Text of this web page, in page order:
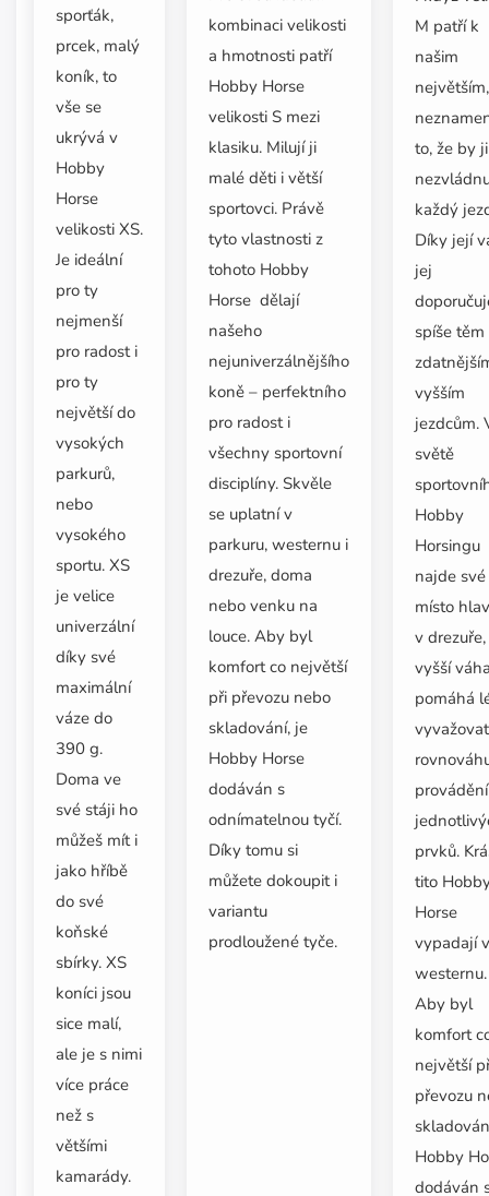
sporťák,
prcek, malý
koník, to
vše se
ukrývá v
Hobby
Horse
velikosti XS.
Je ideální
pro ty
nejmenší
pro radost i
pro ty
největší do
vysokých
parkurů,
nebo
vysokého
sportu. XS
je velice
univerzální
díky své
maximální
váze do
390 g.
Doma ve
své stáji ho
můžeš mít i
jako hříbě
do své
koňské
sbírky. XS
koníci jsou
sice malí,
ale je s nimi
více práce
než s
většími
kamarády.
kombinaci velikosti
a hmotnosti patří
Hobby Horse
velikosti S mezi
klasiku. Milují ji
malé děti i větší
sportovci. Právě
tyto vlastnosti z
tohoto Hobby
Horse dělají
našeho
nejuniverzálnějšího
koně – perfektního
pro radost i
všechny sportovní
disciplíny. Skvěle
se uplatní v
parkuru, westernu i
drezuře, doma
nebo venku na
louce. Aby byl
komfort co největší
při převozu nebo
skladování, je
Hobby Horse
dodáván s
odnímatelnou tyčí.
Díky tomu si
můžete dokoupit i
variantu
prodloužené tyče.
M patří k
našim
největším,
to, že by ji
každý
Díky její
jej
spíše těm
vyšším
jezdcům.
světě
Hobby
Horsingu
najde své
místo
v
vyšší
pomáhá
vyvažovat
provádění
prvků.
tito
Horse
vypadají
westernu.
Aby byl
komfort
největší
převozu
Hobby
dodáván